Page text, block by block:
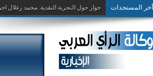
أخر المستجدات حوار حول التجربة النقدية..محمد زغلال